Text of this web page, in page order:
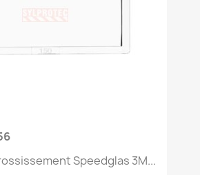
Speedglas 3M...